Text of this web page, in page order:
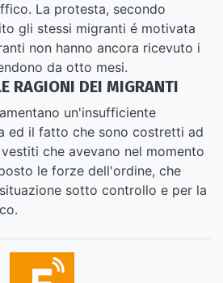
La protesta, secondo
gli stessi migranti é motivata
non hanno ancora ricevuto i
da otto mesi.
RAGIONI DEI MIGRANTI
un'insufficiente
ed il fatto che sono costretti ad
che avevano nel momento
le forze dell'ordine, che
sotto controllo e per la